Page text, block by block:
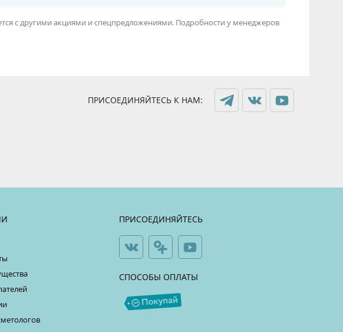
с другими акциями и спецпредложениями. Подробности у менеджеров
ПРИСОЕДИНЯЙТЕСЬ К НАМ:
ПРИСОЕДИНЯЙТЕСЬ
СПОСОБЫ ОПЛАТЫ